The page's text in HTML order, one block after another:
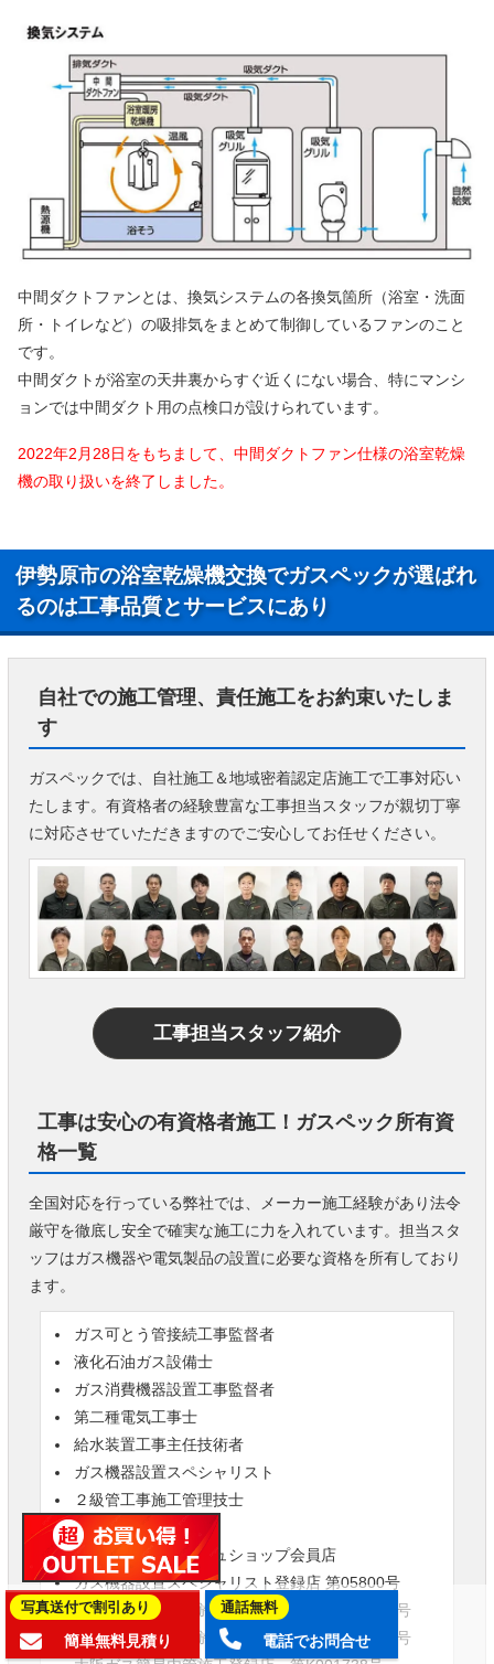
中間ダクトファンとは、換気システムの各換気箇所（浴室・洗面
所・トイレなど）の吸排気をまとめて制御しているファンのこと
です。
中間ダクトが浴室の天井裏からすぐ近くにない場合、特にマンシ
ョンでは中間ダクト用の点検口が設けられています。
2022年2月28日をもちまして、中間ダクトファン仕様の浴室乾燥
機の取り扱いを終了しました。
伊勢原市の浴室乾燥機交換でガスペックが選ばれ
るのは工事品質とサービスにあり
自社での施工管理、責任施工をお約束いたしま
す
ガスペックでは、自社施工＆地域密着認定店施工で工事対応い
たします。有資格者の経験豊富な工事担当スタッフが親切丁寧
に対応させていただきますのでご安心してお任せください。
工事担当スタッフ紹介
工事は安心の有資格者施工！ガスペック所有資
格一覧
全国対応を行っている弊社では、メーカー施工経験があり法令
厳守を徹底し安全で確実な施工に力を入れています。担当スタ
ッフはガス機器や電気製品の設置に必要な資格を所有しており
ます。
ガス可とう管接続工事監督者
液化石油ガス設備士
ガス消費機器設置工事監督者
第二種電気工事士
給水装置工事主任技術者
ガス機器設置スペシャリスト
２級管工事施工管理技士
簡易内管施工士
ノーリツハウレッシュショップ会員店
ガス機器設置スペシャリスト登録店 第05800号
東京ガス簡易内管施工登録店 第1-2024-0058号
京葉ガス簡易内管施工登録店 第1-2024-0005号
写真送付で割引あり
簡単無料見積り
通話無料
電話でお問合せ